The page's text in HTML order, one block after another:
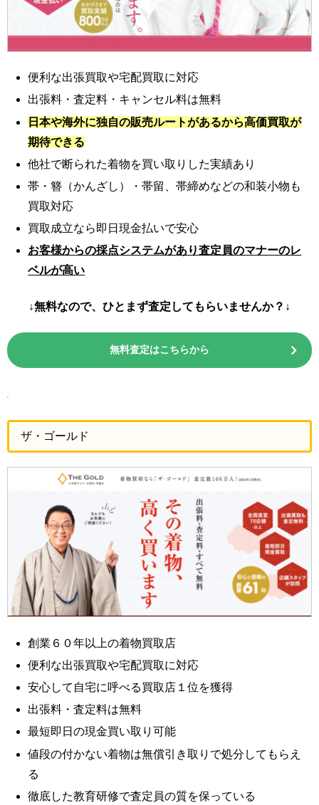
便利な出張買取や宅配買取に対応
出張料・査定料・キャンセル料は無料
日本や海外に独自の販売ルートがあるから高価買取が
期待できる
他社で断られた着物を買い取りした実績あり
帯・簪（かんざし）・帯留、帯締めなどの和装小物も
買取対応
買取成立なら即日現金払いで安心
お客様からの採点システムがあり査定員のマナーのレ
ベルが高い
↓無料なので、ひとまず査定してもらいませんか？↓
無料査定はこちらから
ザ・ゴールド
創業６０年以上の着物買取店
便利な出張買取や宅配買取に対応
安心して自宅に呼べる買取店１位を獲得
出張料・査定料は無料
最短即日の現金買い取り可能
値段の付かない着物は無償引き取りで処分してもらえ
る
徹底した教育研修で査定員の質を保っている